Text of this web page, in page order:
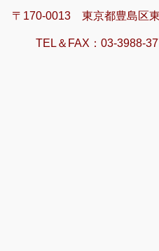
〒170-0013 東京都豊島区
TEL＆FAX：03-3988-